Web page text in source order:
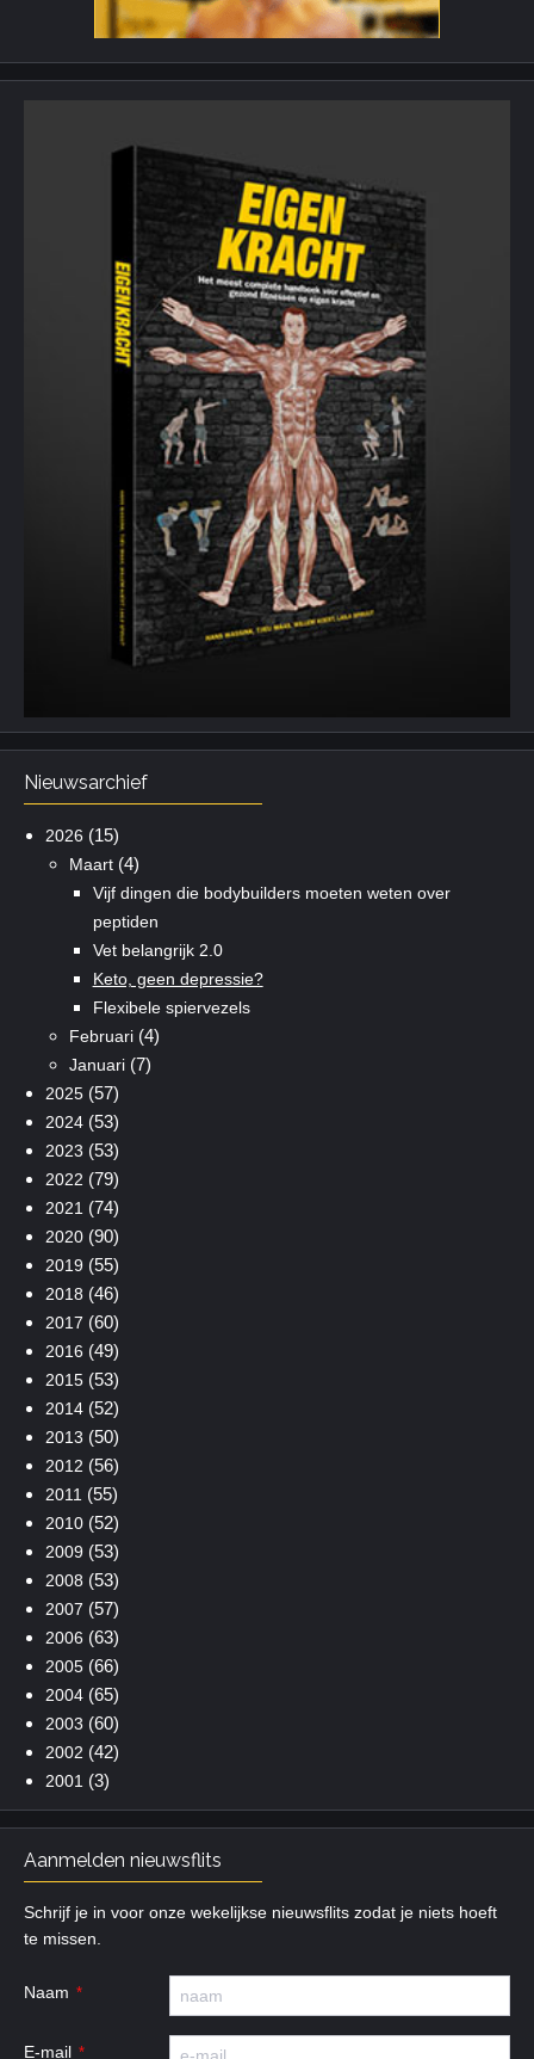
Nieuwsarchief
2026 (15)
Maart(4)
Vijf dingen die bodybuilders moeten weten over
peptiden
Vet belangrijk 2.0
Keto, geen depressie?
Flexibele spiervezels
Februari(4)
Januari(7)
2025(57)
2024(53)
2023 (53)
2022 (79)
2021 (74)
2020(90)
2019 (55)
2018 (46)
2017 (60)
2016 (49)
2015(53)
2014(52)
2013 (50)
2012 (56)
2011 (55)
2010(52)
2009 (53)
2008 (53)
2007 (57)
2006 (63)
2005(66)
2004(65)
2003 (60)
2002 (42)
2001 (3)
Aanmelden nieuwsflits
Schrijf je in voor onze wekelijkse nieuwsflits zodat je niets hoeft
te missen.
Naam
E-mail